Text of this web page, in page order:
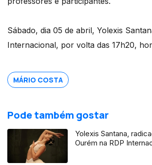
Sábado, dia 05 de abril, Yolexis
Internacional, por volta das 17h20,
MÁRIO COSTA
Pode também gostar
Yolexis Santana,
Ourém na RDP